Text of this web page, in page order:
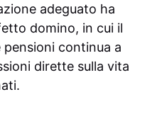
adeguato ha
domino, in cui il
pensioni continua a
dirette sulla vita